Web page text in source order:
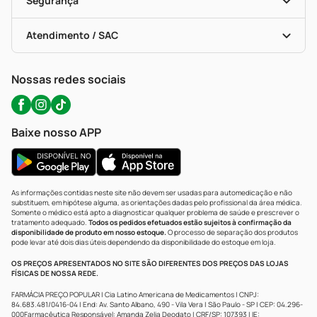
Troca E Devolução
Bulas De A A Z
Políticas De Marketplace
Testes Rápidos
Autoteste Covid-19
Certificado De Segurança
Portal Da Privacidade
Atendimento / SAC
WhatsApp (47) 9202-1687
Nossas redes sociais
Baixe nosso APP
As informações contidas neste site não devem ser usadas para automedicação e não
substituem, em hipótese alguma, as orientações dadas pelo profissional da área médica.
Somente o médico está apto a diagnosticar qualquer problema de saúde e prescrever o
tratamento adequado. Todos os pedidos efetuados estão sujeitos à confirmação da
disponibilidade de produto em nosso estoque.O processo de separação dos produtos
pode levar até dois dias úteis dependendo da disponibilidade do estoque em loja.
OS PREÇOS APRESENTADOS NO SITE SÃO DIFERENTES DOS PREÇOS DAS LOJAS
FÍSICAS DE NOSSA REDE.
FARMÁCIA PREÇO POPULAR | Cia Latino Americana de Medicamentos | CNPJ:
84.683.481/0416-04 | End: Av. Santo Albano, 490 - Vila Vera | São Paulo - SP | CEP: 04.296-
000Farmacêutica Responsável: Amanda Zelia Deodato | CRF/SP: 107393 | IE: